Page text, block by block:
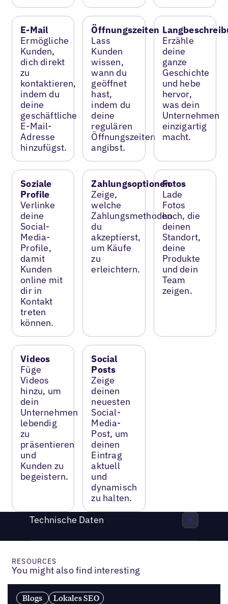
E-Mail
Ermögliche
Kunden,
dich direkt
zu
kontaktieren,
indem du
deine
geschäftliche
E-Mail-
Adresse
hinzufügst.
Öffnungszeiten
Lass
Kunden
wissen,
wann du
geöffnet
hast,
indem du
deine
regulären
Öffnungszeiten
angibst.
Erzähle
deine
ganze
Geschichte
und hebe
hervor,
was dein
Unternehmen
einzigartig
macht.
Soziale
Profile
Verlinke
deine
Social-
Media-
Profile,
damit
Kunden
online mit
dir in
Kontakt
treten
können.
Zahlungsoptionen
Zeige,
welche
Zahlungsmethoden
du
akzeptierst,
um Käufe
zu
erleichtern.
Fotos
Lade
Fotos
hoch, die
deinen
Standort,
deine
Produkte
und dein
Team
zeigen.
Videos
Füge
Videos
hinzu, um
dein
Unternehmen
lebendig
zu
präsentieren
und
Kunden zu
begeistern.
Social
Posts
Zeige
deinen
neuesten
Social-
Media-
Post, um
deinen
Eintrag
aktuell
und
dynamisch
zu halten.
Technische Daten
RESOURCES
You might also find interesting
Blogs Lokales SEO